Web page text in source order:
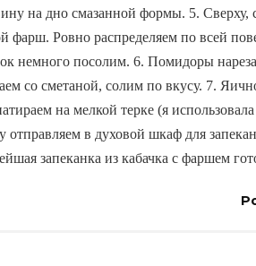
на дно смазанной формы. 5.
фарш. Ровно распределяем по всей
немного посолим. 6. Помидоры
со сметаной, солим по вкусу. 7.
на мелкой терке (я
отправляем в духовой шкаф для
запеканка из кабачка с фаршем